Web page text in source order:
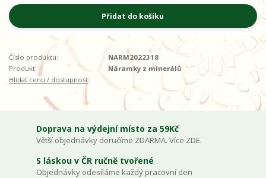
Přidat do košíku
Číslo produktu:
NARM2022318
Produkt:
Náramky z minerálů
Hlídat cenu / dostupnost
Doprava na výdejní místo za 59Kč
Větší objednávky doručíme ZDARMA. Více ZDE.
S láskou v ČR ručně tvořené
Objednávky odesíláme každý pracovní den